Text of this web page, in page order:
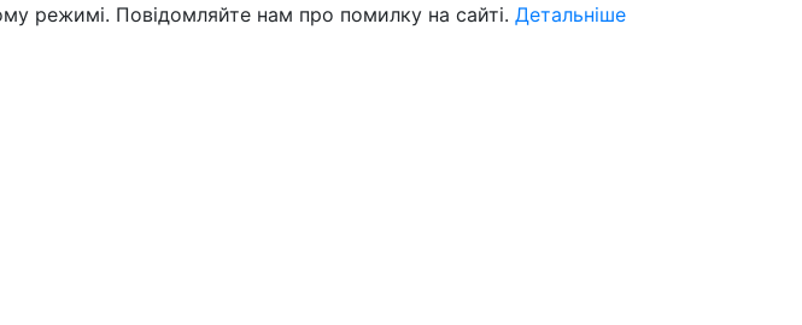
режимі. Повідомляйте нам про помилку на сайті. Детальніше